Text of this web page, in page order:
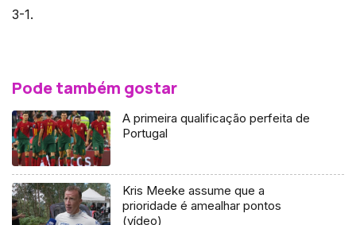
3-1.
Pode também gostar
A primeira qualificação perfeita de
Portugal
Kris Meeke assume que a
prioridade é amealhar pontos
(vídeo)